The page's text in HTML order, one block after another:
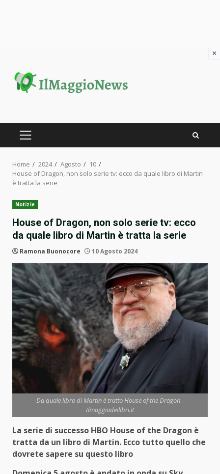
content
PRIMARY
Home 2024 Agosto
10
House of Dragon, non solo serie tv: ecco da quale libro di Martin
è tratta la serie
Notizie
House of Dragon, non solo serie tv: ecco
da quale libro di Martin è tratta la serie
Ramona Buonocore 10 Agosto 2024
Da quale libro di Martin è tratto House of the Dragon -
Ilmaggiodeilibri.it
La serie di successo HBO House of the Dragon è
tratta da un libro di Martin. Ecco tutto quello che
dovrete sapere su questo libro
×